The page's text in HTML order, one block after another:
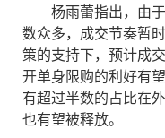
杨雨蕾指出，由于
数众多，成交节奏暂
策的支持下，预计成
开单身限购的利好有
有超过半数的占比在
也有望被释放。